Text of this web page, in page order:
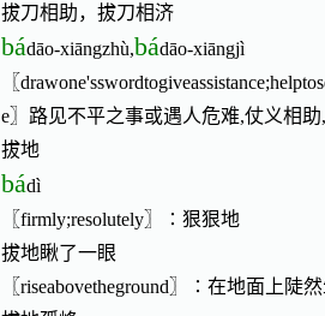
拔刀相助，拔刀相济
bádāo-xiāngzhù,bádāo-xiāngjì
〖
e〗路见不平之事或遇人危难,仗义相
拔地
bádì
〖firmly;resolutely〗∶狠狠地
拔地瞅了一眼
〖riseabovetheground〗∶在地面上陡